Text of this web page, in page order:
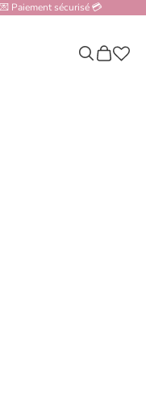
Paiement sécurisé 💳
Recherche
Panier